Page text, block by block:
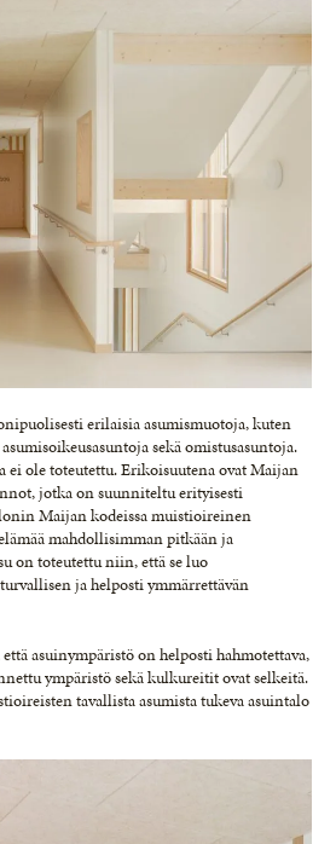
erilaisia asumismuotoja, kuten
sekä omistusasuntoja.
ei ole toteutettu. Erikoisuutena ovat Maijan
jotka on suunniteltu erityisesti
Maijan kodeissa muistioireinen
mahdollisimman pitkään ja
on toteutettu niin, että se luo
ja helposti ymmärrettävän
asuinympäristö on helposti hahmotettava,
ympäristö sekä kulkureitit ovat selkeitä.
tavallista asumista tukeva asuintalo